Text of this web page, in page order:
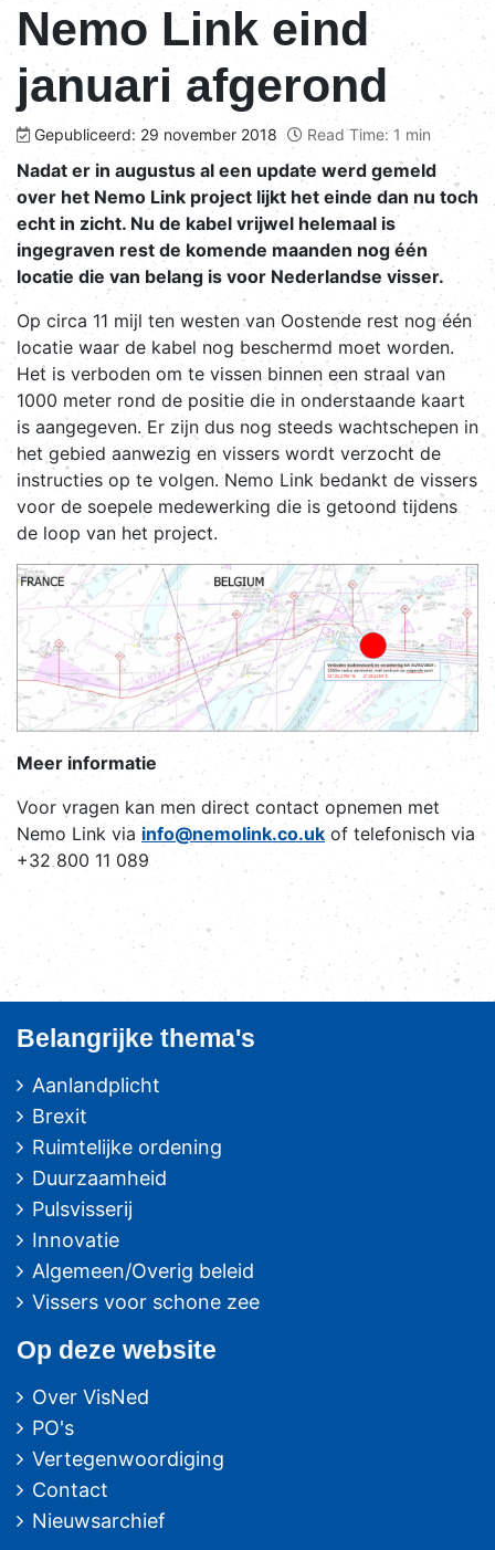
Nemo Link eind
januari afgerond
Gepubliceerd: 29 november 2018 Read Time: 1 min
Nadat er in augustus al een update werd gemeld
over het Nemo Link project lijkt het einde dan nu toch
echt in zicht. Nu de kabel vrijwel helemaal is
ingegraven rest de komende maanden nog één
locatie die van belang is voor Nederlandse visser.
Op circa 11 mijl ten westen van Oostende rest nog één
locatie waar de kabel nog beschermd moet worden.
Het is verboden om te vissen binnen een straal van
1000 meter rond de positie die in onderstaande kaart
is aangegeven. Er zijn dus nog steeds wachtschepen in
het gebied aanwezig en vissers wordt verzocht de
instructies op te volgen. Nemo Link bedankt de vissers
voor de soepele medewerking die is getoond tijdens
de loop van het project.
Meer informatie
Voor vragen kan men direct contact opnemen met
Nemo Link via info@nemolink.co.ukof telefonisch via
+32 800 11 089
Belangrijke thema's
Aanlandplicht
Brexit
Ruimtelijke ordening
Duurzaamheid
Pulsvisserij
Innovatie
Algemeen/Overig beleid
Vissers voor schone zee
Op deze website
Over VisNed
PO's
Vertegenwoordiging
Contact
Nieuwsarchief